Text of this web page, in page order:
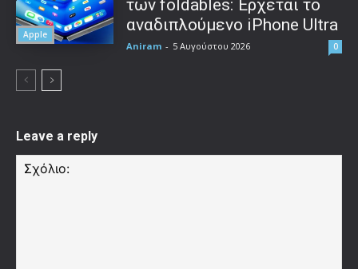
Apple
των foldables: Έρχεται το
αναδιπλούμενο iPhone Ultra
Aniram - 5 Αυγούστου 2026 0
Leave a reply